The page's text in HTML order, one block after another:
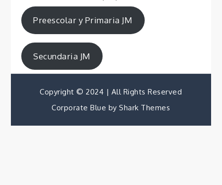
Preescolar y Primaria JM
Secundaria JM
Copyright © 2024 | All Rights Reserved
Corporate Blue byShark Themes